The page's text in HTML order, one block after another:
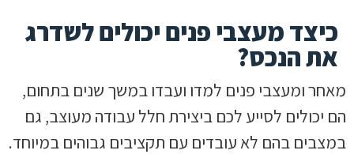
כיצד מעצבי פנים יכולים לשדרג
את הנכס?
מאחר ומעצבי פנים למדו ועבדו במשך שנים בתחום,
הם יכולים לסייע לכם ביצירת חלל עבודה מעוצב, גם
במצבים בהם לא עובדים עם תקציבים גבוהים במיוחד.